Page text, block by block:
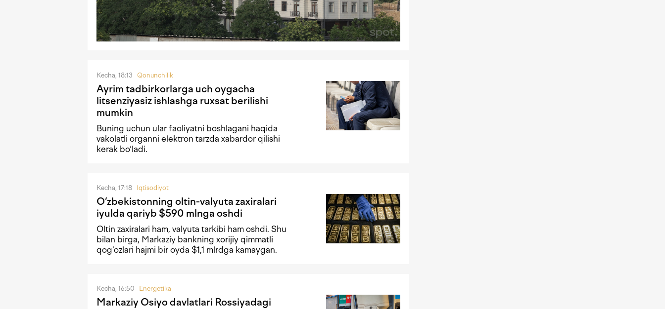
Kecha, 18:13 Qonunchilik
Ayrim tadbirkorlarga uch oygacha
litsenziyasiz ishlashga ruxsat berilishi
mumkin
Buning uchun ular faoliyatni boshlagani haqida
vakolatli organni elektron tarzda xabardor qilishi
kerak bo‘ladi.
Kecha, 17:18 Iqtisodiyot
O‘zbekistonning oltin-valyuta zaxiralari
iyulda qariyb $590 mlnga oshdi
Oltin zaxiralari ham, valyuta tarkibi ham oshdi. Shu
bilan birga, Markaziy bankning xorijiy qimmatli
qog‘ozlari hajmi bir oyda $1,1 mlrdga kamaygan.
Kecha, 16:50 Energetika
Markaziy Osiyo davlatlari Rossiyadagi